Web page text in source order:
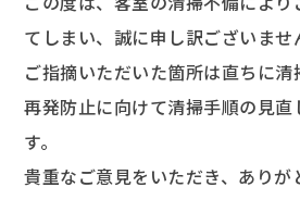
てしまい、誠に申し訳ございませ
ご指摘いただいた箇所は直ちに清
再発防止に向けて清掃手順の見直
す。
貴重なご意見をいただき、ありが